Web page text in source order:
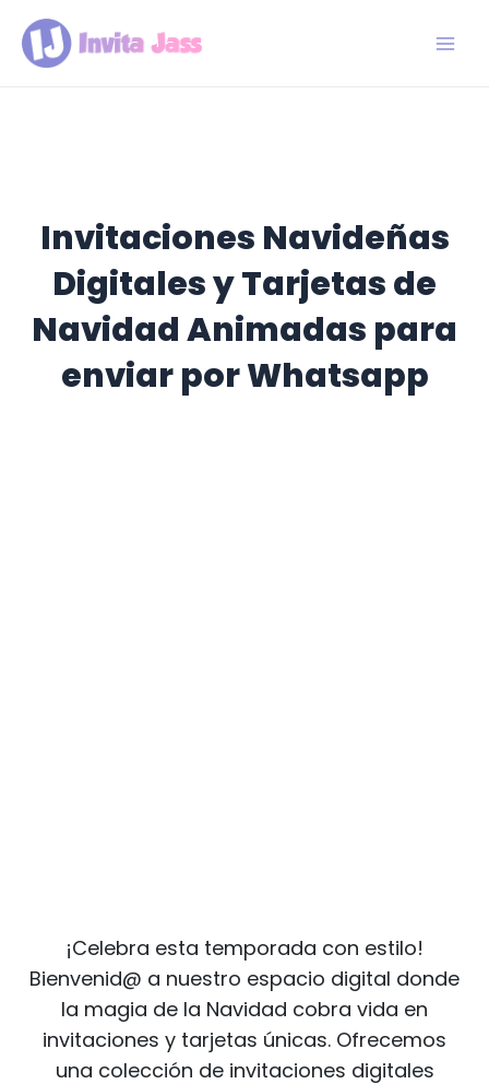
contenido
Invitaciones Navideñas
Digitales y Tarjetas de
Navidad Animadas para
enviar por Whatsapp
¡Celebra esta temporada con estilo!
Bienvenid@ a nuestro espacio digital donde
la magia de la Navidad cobra vida en
invitaciones y tarjetas únicas. Ofrecemos
una colección de invitaciones digitales